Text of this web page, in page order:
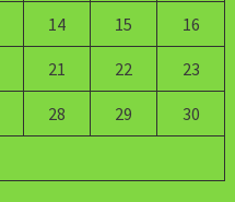
14 15 16
21 22 23
28 29 30